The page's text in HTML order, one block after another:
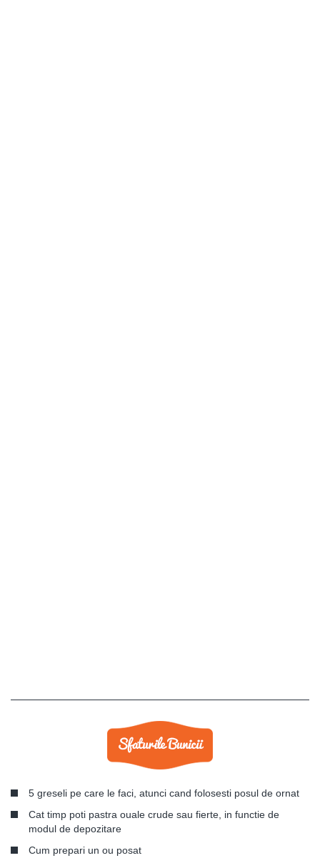
5 greseli pe care le faci, atunci cand folosesti posul de ornat
Cat timp poti pastra ouale crude sau fierte, in functie de
modul de depozitare
Cum prepari un ou posat